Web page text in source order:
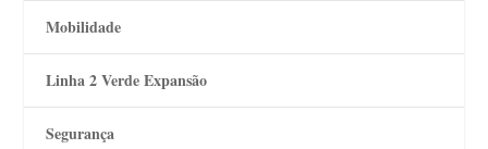
Mobilidade
Linha 2 Verde Expansão
Segurança